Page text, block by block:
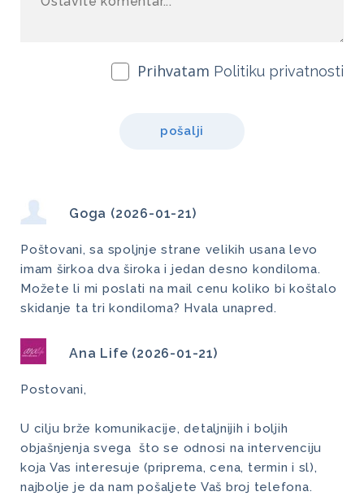
Prihvatam Politiku privatnosti
pošalji
Goga (2026-01-21)
Poštovani, sa spoljnje strane velikih usana levo
imam širkoa dva široka i jedan desno kondiloma.
Možete li mi poslati na mail cenu koliko bi koštalo
skidanje ta tri kondiloma? Hvala unapred.
Ana Life (2026-01-21)
Postovani,
U cilju brže komunikacije, detaljnijih i boljih
objašnjenja svega što se odnosi na intervenciju
koja Vas interesuje (priprema, cena, termin i sl),
najbolje je da nam pošaljete Vaš broj telefona.